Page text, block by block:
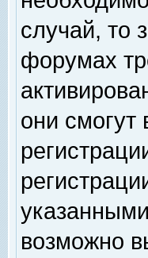
случай, то
форумах
они
возможно